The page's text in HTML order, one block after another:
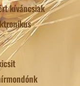
kíváncsiak